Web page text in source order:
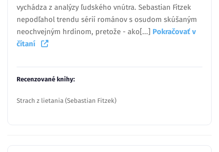
vychádza z analýzy ľudského vnútra. Sebastian Fitzek
nepodľahol trendu sérií románov s osudom skúšaným
neochvejným hrdinom, pretože - ako[...] Pokračovať v
čítaní
Recenzované knihy:
Strach z lietania (Sebastian Fitzek)